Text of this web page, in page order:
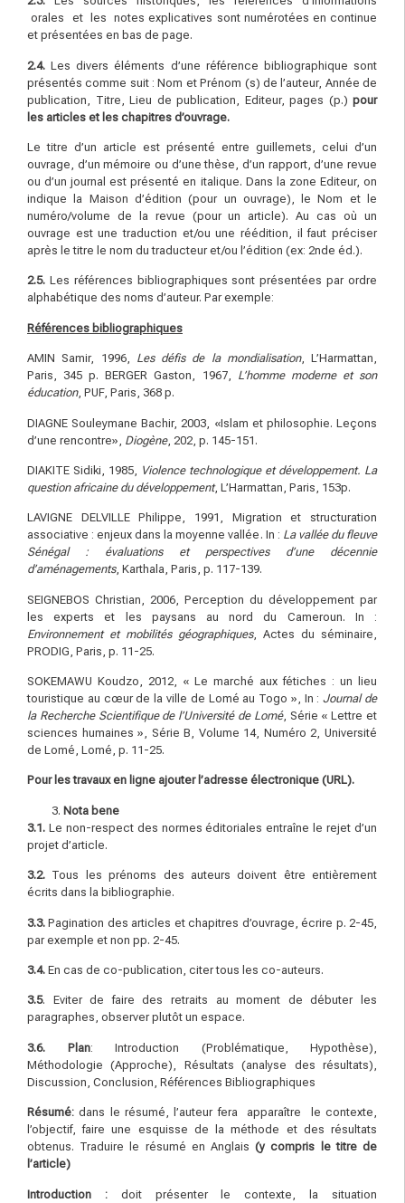
orales et les notes explicatives sont numérotées en continue
et présentées en bas de page.
2.4.Les divers éléments d’une référence bibliographique sont
présentés comme suit : Nom et Prénom (s) de l’auteur, Année de
publication, Titre, Lieu de publication, Editeur, pages (p.) pour
les articles et les chapitres d’ouvrage.
Le titre d’un article est présenté entre guillemets, celui d’un
ouvrage, d’un mémoire ou d’une thèse, d’un rapport, d’une revue
ou d’un journal est présenté en italique. Dans la zone Editeur, on
indique la Maison d’édition (pour un ouvrage), le Nom et le
numéro/volume de la revue (pour un article). Au cas où un
ouvrage est une traduction et/ou une réédition, il faut préciser
après le titre le nom du traducteur et/ou l’édition (ex: 2nde éd.).
2.5. Les références bibliographiques sont présentées par ordre
alphabétique des noms d’auteur. Par exemple:
Références bibliographiques
AMIN Samir, 1996, Les défis de la mondialisation, L’Harmattan,
Paris, 345 p. BERGER Gaston, 1967, L’homme moderne et son
éducation, PUF, Paris, 368 p.
DIAGNE Souleymane Bachir, 2003, «Islam et philosophie. Leçons
d’une rencontre», Diogène, 202, p. 145-151.
DIAKITE Sidiki, 1985,
Violence technologique et développement. La
question africaine du développement, L’Harmattan, Paris, 153p.
LAVIGNE DELVILLE Philippe, 1991, Migration et structuration
associative : enjeux dans la moyenne vallée. In : La vallée du fleuve
Sénégal : évaluations et perspectives d’une décennie
d’aménagements, Karthala, Paris, p. 117-139.
SEIGNEBOS Christian, 2006, Perception du développement par
les experts et les paysans au nord du Cameroun. In :
Environnement et mobilités géographiques, Actes du séminaire,
PRODIG, Paris, p. 11-25.
SOKEMAWU Koudzo, 2012, « Le marché aux fétiches : un lieu
touristique au cœur de la ville de Lomé au Togo », In :Journal de
la Recherche Scientifique de l’Université de Lomé, Série « Lettre et
sciences humaines », Série B, Volume 14, Numéro 2, Université
de Lomé, Lomé, p. 11-25.
Pour les travaux en ligne ajouter l’adresse électronique (URL).
Nota bene
3.1. Le non-respect des normes éditoriales entraîne le rejet d’un
projet d’article.
3.2. Tous les prénoms des auteurs doivent être entièrement
écrits dans la bibliographie.
3.3.Pagination des articles et chapitres d’ouvrage, écrire p. 2-45,
par exemple et non pp. 2-45.
3.4. En cas de co-publication, citer tous les co-auteurs.
3.5. Eviter de faire des retraits au moment de débuter les
paragraphes, observer plutôt un espace.
3.6. Plan: Introduction (Problématique, Hypothèse),
Méthodologie (Approche), Résultats (analyse des résultats),
Discussion, Conclusion, Références Bibliographiques
Résumé:dans le résumé, l’auteur fera apparaître le contexte,
l’objectif, faire une esquisse de la méthode et des résultats
obtenus. Traduire le résumé en Anglais(y compris le titre de
l’article)
Introduction : doit présenter le contexte, la situation